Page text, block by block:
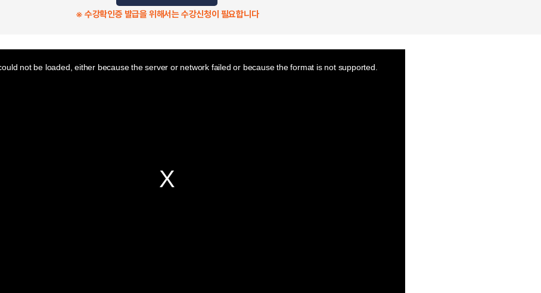
※ 수강확인증 발급을 위해서는 수강신청이 필요합니다
not be loaded, either because the server or network failed or because the format is not supported.